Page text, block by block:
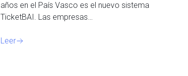
años en el País Vasco es el nuevo sistema
TicketBAI. Las empresas…
Leer